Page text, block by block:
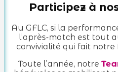
Participez à
Au GFLC, si la
l’après-match est tout
convivialité qui fait notre
Toute l’année, notre